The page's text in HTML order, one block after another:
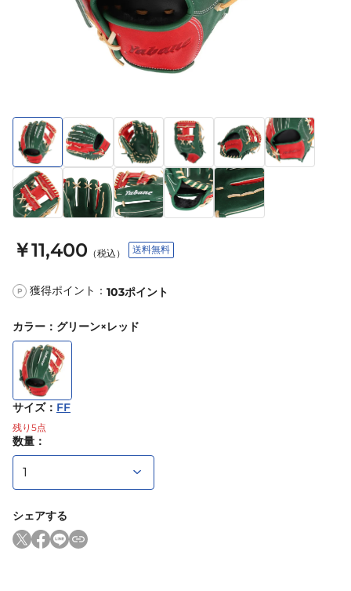
￥11,400 （税込） 送料無料
P 獲得ポイント： 103ポイント
カラー ： グリーン×レッド
サイズ： FF
残り 5点
数量：
シェアする